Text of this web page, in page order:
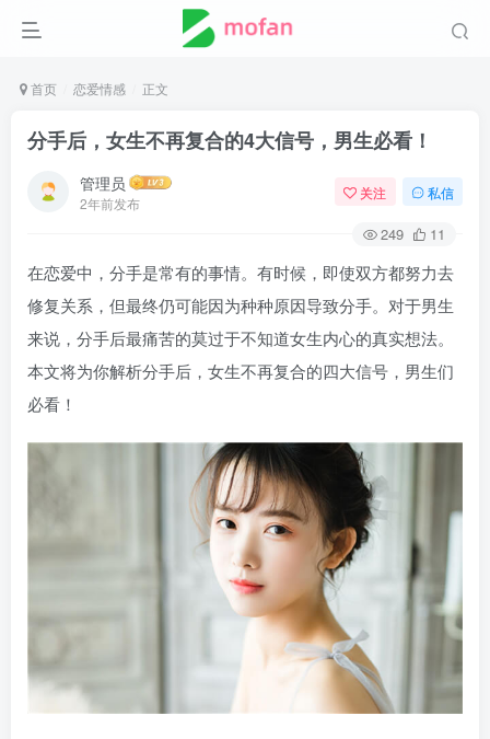
首页 恋爱情感 正文
分手后，女生不再复合的4大信号，男生必看！
管理员
2年前发布
关注 私信
249 11
在恋爱中，分手是常有的事情。有时候，即使双方都努力去
修复关系，但最终仍可能因为种种原因导致分手。对于男生
来说，分手后最痛苦的莫过于不知道女生内心的真实想法。
本文将为你解析分手后，女生不再复合的四大信号，男生们
必看！